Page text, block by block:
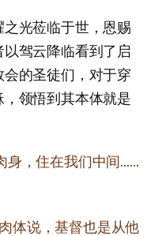
光莅临于世，恩赐
驾云降临看到了启
的圣徒们，对于穿
领悟到其本体就是
身，住在我们中间……
体说，基督也是从他